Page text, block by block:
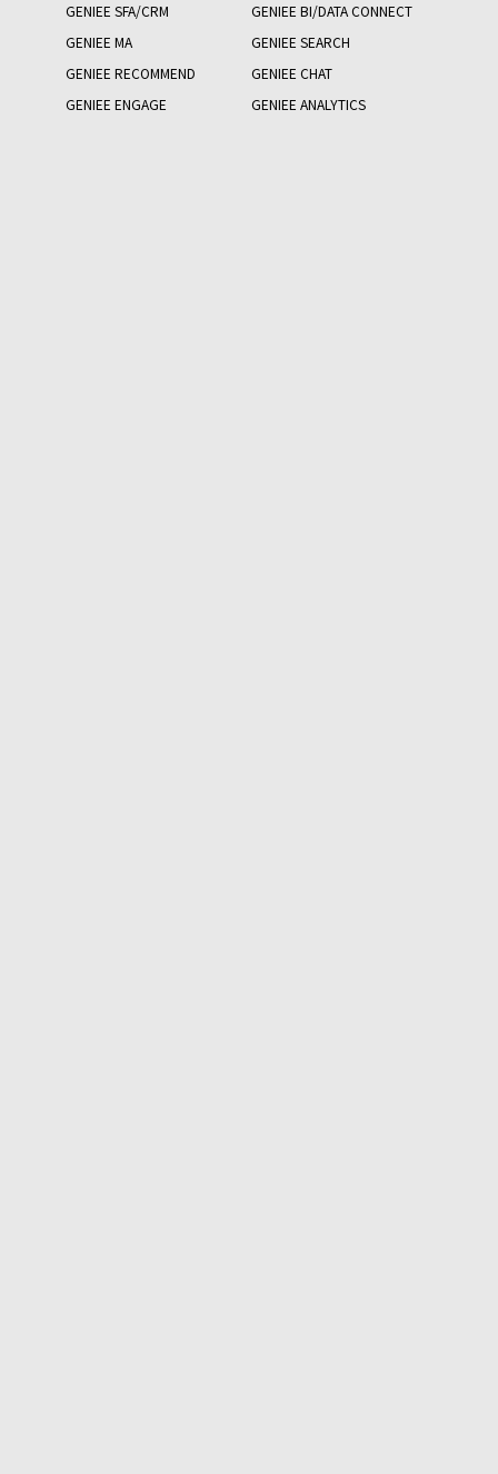
GENIEE SFA/CRM
GENIEE BI/DATA CONNECT
GENIEE MA
GENIEE SEARCH
GENIEE RECOMMEND
GENIEE CHAT
GENIEE ENGAGE
GENIEE ANALYTICS